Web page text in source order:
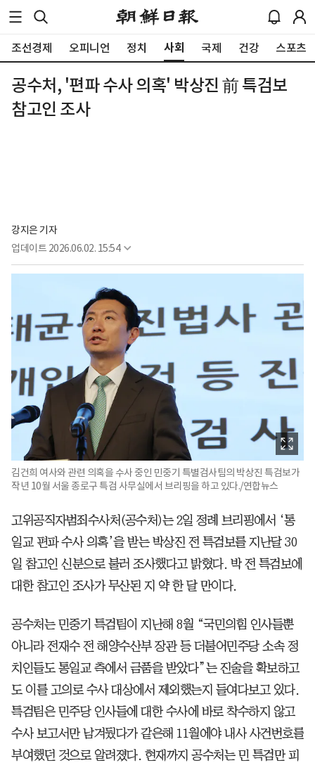
조선경제 오피니언 정치 사회 국제 건강 스포츠
공수처, '편파 수사 의혹' 박상진 前 특검보
참고인 조사
강지은 기자
업데이트 2026.06.02. 15:54
김건희 여사와 관련 의혹을 수사 중인 민중기 특별검사팀의 박상진 특검보가
작년 10월 서울 종로구 특검 사무실에서 브리핑을 하고 있다./연합뉴스
고위공직자범죄수사처(공수처)는 2일 정례 브리핑에서 ‘통
일교 편파 수사 의혹’을 받는 박상진 전 특검보를 지난달 30
일 참고인 신분으로 불러 조사했다고 밝혔다. 박 전 특검보에
대한 참고인 조사가 무산된 지 약 한 달 만이다.
공수처는 민중기 특검팀이 지난해 8월 “국민의힘 인사들뿐
아니라 전재수 전 해양수산부 장관 등 더불어민주당 소속 정
치인들도 통일교 측에서 금품을 받았다”는 진술을 확보하고
도 이를 고의로 수사 대상에서 제외했는지 들여다보고 있다.
특검팀은 민주당 인사들에 대한 수사에 바로 착수하지 않고
수사 보고서만 남겨뒀다가 같은해 11월에야 내사 사건번호를
부여했던 것으로 알려졌다. 현재까지 공수처는 민 특검만 피